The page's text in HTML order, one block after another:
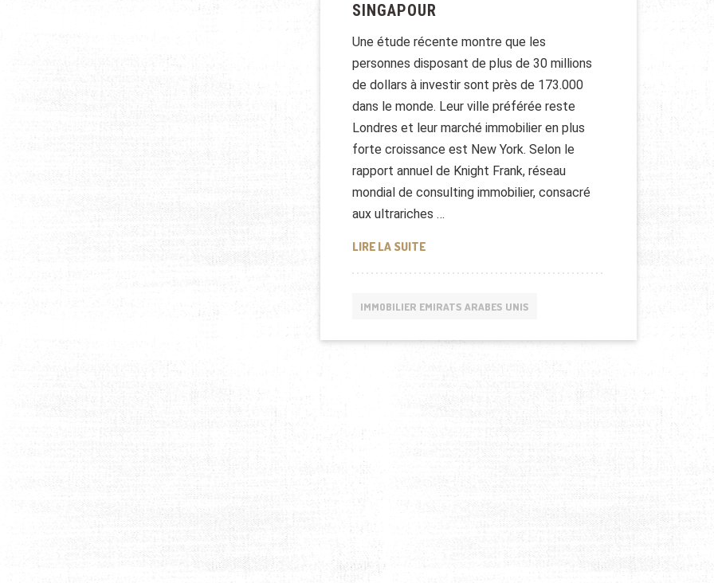
SINGAPOUR
Une étude récente montre que les
personnes disposant de plus de 30 millions
de dollars à investir sont près de 173.000
dans le monde. Leur ville préférée reste
Londres et leur marché immobilier en plus
forte croissance est New York. Selon le
rapport annuel de Knight Frank, réseau
mondial de consulting immobilier, consacré
aux ultrariches …
LIRE LA SUITELE MARCHÉ DE L’IMMOBILIER À SINGAPOUR
IMMOBILIER EMIRATS ARABES UNIS